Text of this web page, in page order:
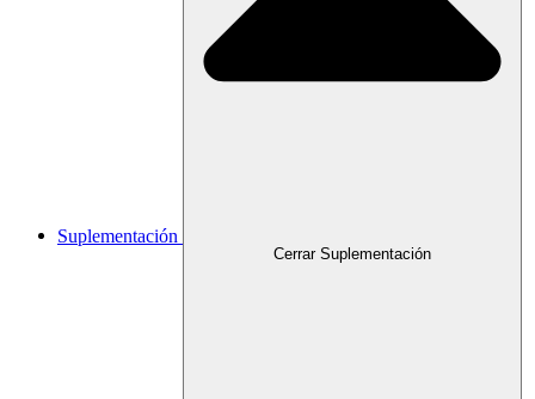
Suplementación
Cerrar Suplementación